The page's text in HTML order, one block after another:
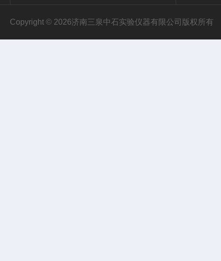
Copyright © 2026济南三泉中石实验仪器有限公司版权所有